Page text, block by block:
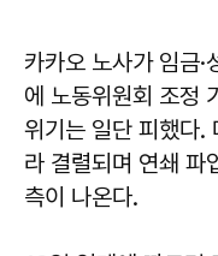
카카오 노사가 임금
에 노동위원회 조정
위기는 일단 피했다.
라 결렬되며 연쇄 파
측이 나온다.